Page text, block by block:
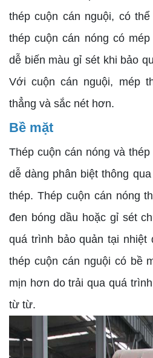
thép cuộn cán nguội, có
thép cuộn cán nóng có
dễ biến màu gỉ sét khi bảo
Với cuộn cán nguội, mép
thẳng và sắc nét hơn.
Bề mặt
Thép cuộn cán nóng và
dễ dàng phân biệt thông
thép. Thép cuộn cán nóng
đen bóng dầu hoặc gỉ sét
quá trình bảo quản tại
thép cuộn cán nguội có bề
mịn hơn do trải qua quá
từ từ.